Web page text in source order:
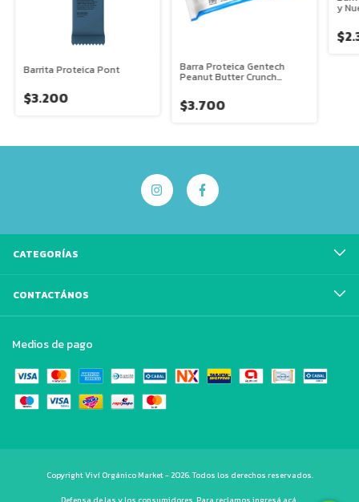
Barrita Proteica Pont
$3.200
Barra Proteica Gentech
Peanut Butter Crunch
$3.700
y
CATEGORÍAS
CONTACTÁNOS
Medios de pago
Copyright Viví Orgánico Market - 2026. Todos los derechos reservados.